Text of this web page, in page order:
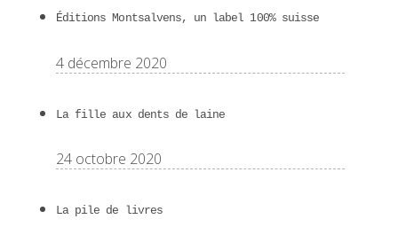
Éditions Montsalvens, un label 100% suisse
4 décembre 2020
La fille aux dents de laine
24 octobre 2020
La pile de livres